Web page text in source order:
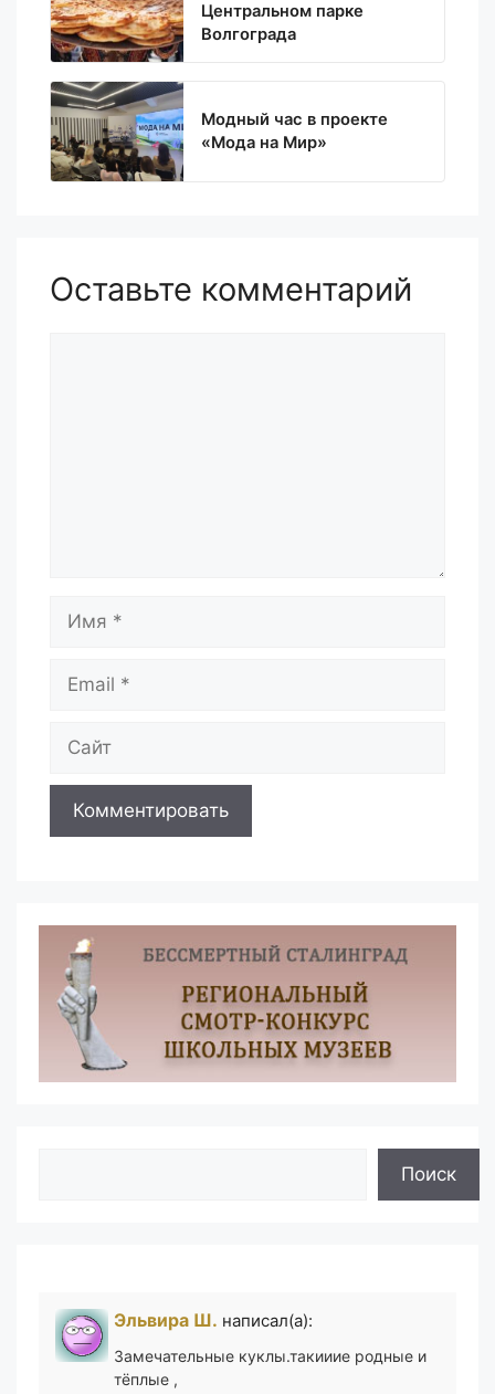
Центральном парке
Волгограда
Модный час в проекте
«Мода на Мир»
Оставьте комментарий
Поиск
Эльвира Ш. написал(а):
Замечательные куклы.такииие родные и
тёплые ,